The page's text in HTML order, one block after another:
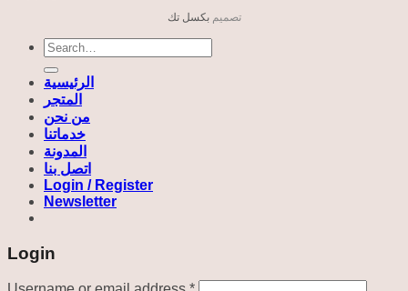
تصميمبكسل تك
Search
for:
الرئيسية
المتجر
من نحن
خدماتنا
المدونة
اتصل بنا
Login / Register
Newsletter
Login
Required